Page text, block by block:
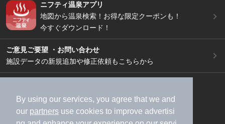
By using our services, you agree that we and
our partners use cookies to improve advertisi
ニフティ温泉アプリ
地図から温泉検索！お得な限定クーポンも！
今すぐダウンロード！
ご意見ご要望 ・お問い合わせ
施設データの新規追加や修正依頼もこちらから
加盟店募集（資料請求）
広告出稿のご案内
利用規約
ライフスタイルMEMBERS+規約